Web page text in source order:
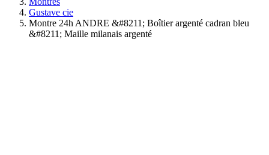
Gustave cie
Montre 24h ANDRE &#8211; Boîtier argenté cadran bleu
&#8211; Maille milanais argenté